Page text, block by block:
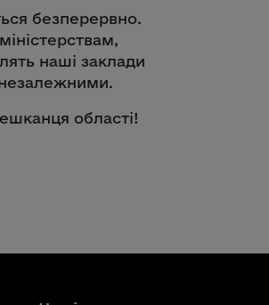
безперервно.
наші заклади
області!